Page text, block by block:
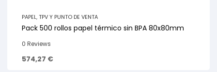
PAPEL,TPV Y PUNTO DE VENTA
Pack 500 rollos papel térmico sin BPA 80x80mm
0 Reviews
574,27 €